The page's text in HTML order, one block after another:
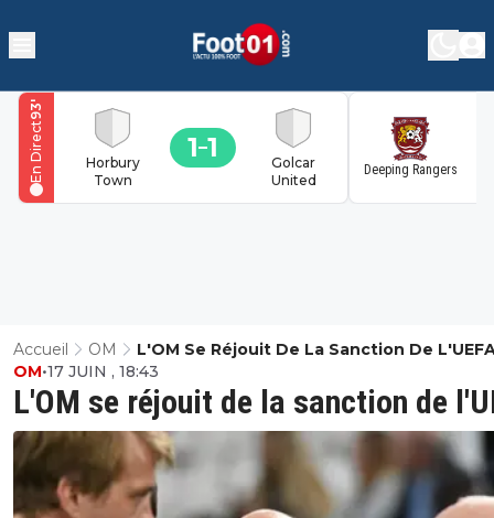
Horbury
Town
1 1
Golcar
United
93
'
En Direct Deeping Rangers
Accueil OM L'OM Se Réjouit De La Sanction De
L'OM se réjouit de la sanction de
OM•17 JUIN , 18:43